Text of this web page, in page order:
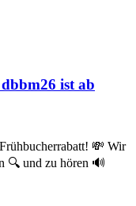
ist ab
💸 Wir
🔍 und zu hören 🔊